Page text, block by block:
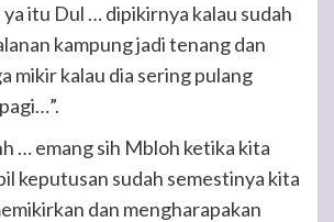
ya itu Dul … dipikirnya kalau sudah
kampung jadi tenang dan
mikir kalau dia sering pulang
… emang sih Mbloh ketika kita
keputusan sudah semestinya kita
dan mengharapakan